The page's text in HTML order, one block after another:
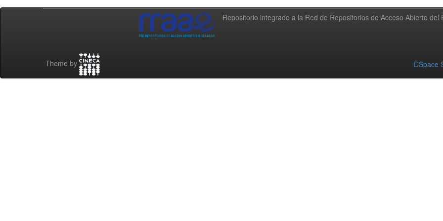
Repositorio integrado a la Red de Repositorios de Acceso Abierto del
Theme by DSpace